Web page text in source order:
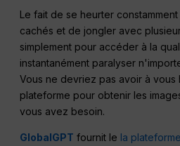
Le fait de se heurter
cachés et de jongler avec
simplement pour accéder à la
instantanément paralyser
Vous ne devriez pas avoir à vous
plateforme pour obtenir les
vous avez besoin.
GlobalGPT fournit le la